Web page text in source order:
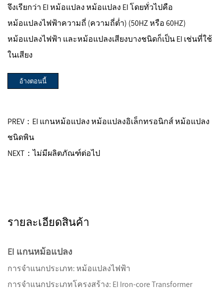
จึงเรียกว่า EI หม้อแปลง หม้อแปลง EI โดยทั่วไปคือ
หม้อแปลงไฟฟ้าความถี่ (ความถี่ต่ำ) (50HZ หรือ 60HZ)
หม้อแปลงไฟฟ้า และหม้อแปลงเสียงบางชนิดก็เป็น EI เช่นที่ใช้
ในเสียง
อ้างตอนนี้
PREV：EI แกนหม้อแปลง หม้อแปลงอิเล็กทรอนิกส์ หม้อแปลง
ชนิดพิน
NEXT：ไม่มีผลิตภัณฑ์ต่อไป
รายละเอียดสินค้า
EI แกนหม้อแปลง
การจำแนกประเภท: หม้อแปลงไฟฟ้า
การจำแนกประเภทโครงสร้าง: EI Iron-core Transformer